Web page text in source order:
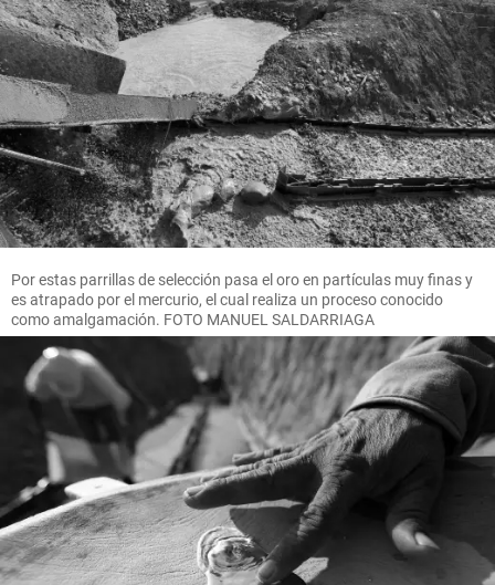
Por estas parrillas de selección pasa el oro en partículas muy finas y
es atrapado por el mercurio, el cual realiza un proceso conocido
como amalgamación. FOTO MANUEL SALDARRIAGA